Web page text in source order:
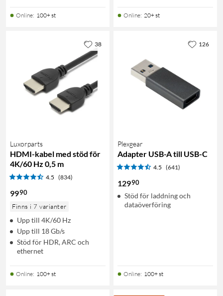
Online: 100+ st Online: 20+ st
Luxorparts
HDMI-kabel med stöd för
4K/60 Hz 0,5 m
4.5 (834)
9990
Finns i 7 varianter
Upp till 4K/60 Hz
Upp till 18 Gb/s
Stöd för HDR, ARC och
ethernet
Online: 100+ st
38
Plexgear
Adapter USB-A till USB-C
4.5 (641)
12990
Stöd för laddning och
dataöverföring
Online: 100+ st
126